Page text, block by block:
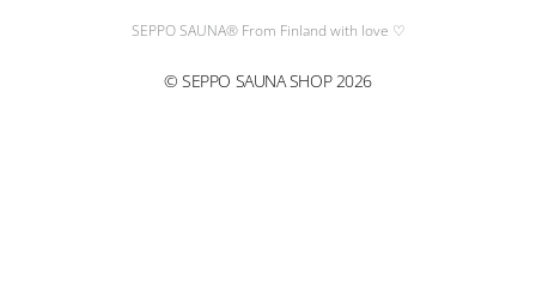
g
SEPPO SAUNA® From Finland with love ♡
© SEPPO SAUNA SHOP 2026